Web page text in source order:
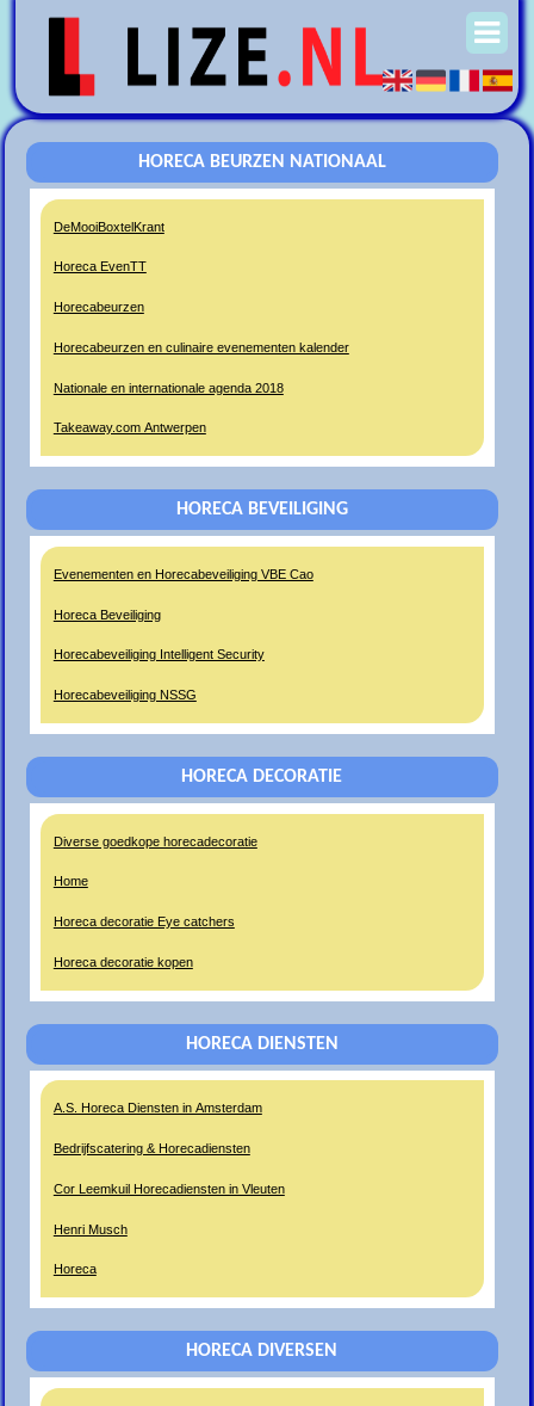
HORECA BEURZEN NATIONAAL
DeMooiBoxtelKrant
Horeca EvenTT
Horecabeurzen
Horecabeurzen en culinaire evenementen kalender
Nationale en internationale agenda 2018
Takeaway.com Antwerpen
HORECA BEVEILIGING
Evenementen en Horecabeveiliging VBE Cao
Horeca Beveiliging
Horecabeveiliging Intelligent Security
Horecabeveiliging NSSG
HORECA DECORATIE
Diverse goedkope horecadecoratie
Home
Horeca decoratie Eye catchers
Horeca decoratie kopen
HORECA DIENSTEN
A.S. Horeca Diensten in Amsterdam
Bedrijfscatering & Horecadiensten
Cor Leemkuil Horecadiensten in Vleuten
Henri Musch
Horeca
HORECA DIVERSEN